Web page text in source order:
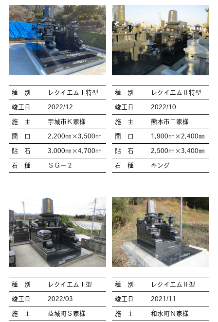
種 別 レクイエムⅠ特型
竣工日 2022/12
施 主 宇城市Ｋ家様
間 口 2,200㎜×3,500㎜
貼 石 3,000㎜×4,700㎜
石 種 ＳＧ－２
種 別 レクイエムⅡ特型
竣工日 2022/10
施 主 熊本市Ｔ家様
間 口 1,900㎜×2,400㎜
貼 石 2,500㎜×3,400㎜
石 種 キング
種 別 レクイエムⅠ型
竣工日 2022/03
施 主 益城町Ｓ家様
種 別 レクイエムⅡ型
竣工日 2021/11
施 主 和水町Ｎ家様